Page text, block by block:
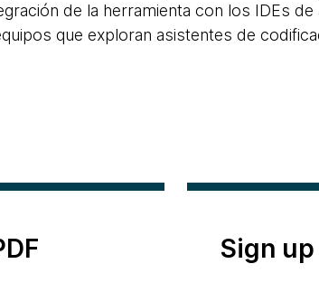
de la herramienta con los IDEs
que exploran asistentes de
Sign